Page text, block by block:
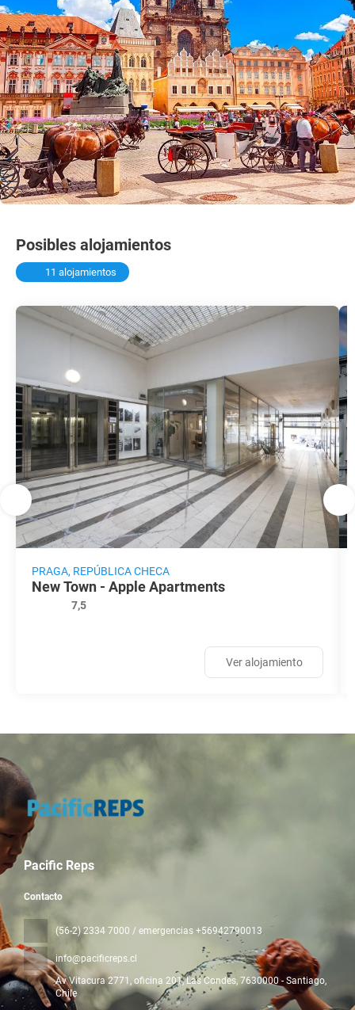
Posibles alojamientos
11 alojamientos
PRAGA, REPÚBLICA CHECA
New Town - Apple Apartments
7,5
Ver alojamiento
Pacific Reps
Contacto
(56-2) 2334 7000 / emergencias +56942790013
info@pacificreps.cl
Av Vitacura 2771, oficina 201, Las Condes , 7630000 - Santiago,
Chile